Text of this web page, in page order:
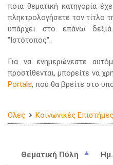
ποια θεματική κατηγορία
πληκτρολογήσετε τον τίτλο
υπάρχει στο επάνω δεξιά
"Ιστότοπος".
Για να ενημερώνεστε
προστίθενται, μπορείτε να
Portals, που θα βρείτε στο
Όλες Κοινωνικές
Θεματική Πύλη